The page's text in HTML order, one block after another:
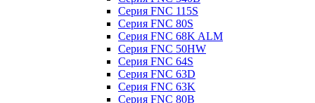
Серия FNC 115S
Серия FNC 80S
Серия FNC 68K ALM
Серия FNC 50HW
Серия FNC 64S
Серия FNC 63D
Серия FNC 63K
Серия FNC 80B